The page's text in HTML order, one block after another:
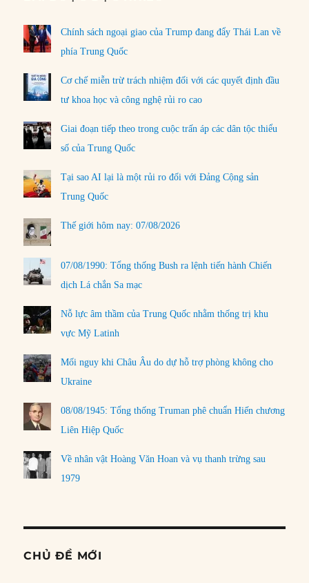
Chính sách ngoại giao của Trump đang đẩy Thái Lan về
phía Trung Quốc
Cơ chế miễn trừ trách nhiệm đối với các quyết định đầu
tư khoa học và công nghệ rủi ro cao
Giai đoạn tiếp theo trong cuộc trấn áp các dân tộc thiểu
số của Trung Quốc
Tại sao AI lại là một rủi ro đối với Đảng Cộng sản
Trung Quốc
Thế giới hôm nay: 07/08/2026
07/08/1990: Tổng thống Bush ra lệnh tiến hành Chiến
dịch Lá chắn Sa mạc
Nỗ lực âm thầm của Trung Quốc nhằm thống trị khu
vực Mỹ Latinh
Mối nguy khi Châu Âu do dự hỗ trợ phòng không cho
Ukraine
08/08/1945: Tổng thống Truman phê chuẩn Hiến chương
Liên Hiệp Quốc
Về nhân vật Hoàng Văn Hoan và vụ thanh trừng sau
1979
CHỦ ĐỀ MỚI